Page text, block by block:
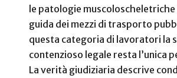
le patologie muscoloscheletriche
guida dei mezzi di trasporto
questa categoria di lavoratori la
contenzioso legale resta l’unica
La verità giudiziaria descrive